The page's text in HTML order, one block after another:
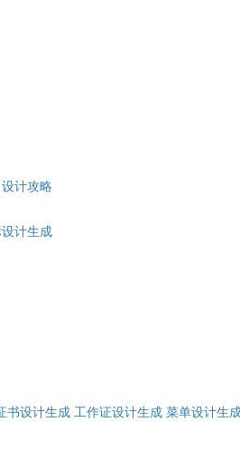
设计攻略
计生成
书设计生成 工作证设计生成 菜单设计生